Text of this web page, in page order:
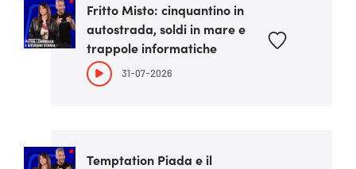
Fritto Misto: cinquantino in
autostrada, soldi in mare e
trappole informatiche
31-07-2026
Temptation Piada e il